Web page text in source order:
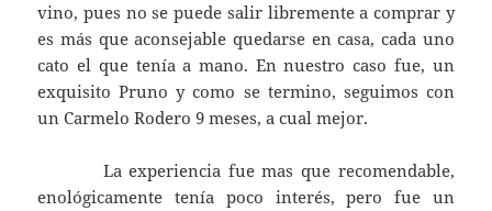
vino, pues no se puede salir libremente a comprar y
es más que aconsejable quedarse en casa, cada uno
cato el que tenía a mano. En nuestro caso fue, un
exquisito Pruno y como se termino, seguimos con
un Carmelo Rodero 9 meses, a cual mejor.
La experiencia fue mas que recomendable,
enológicamente tenía poco interés, pero fue un